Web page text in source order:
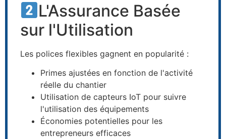
L'Assurance Basée
sur l'Utilisation
Les polices flexibles gagnent en popularité :
Primes ajustées en fonction de l'activité
réelle du chantier
Utilisation de capteurs IoT pour suivre
l'utilisation des équipements
Économies potentielles pour les
entrepreneurs efficaces